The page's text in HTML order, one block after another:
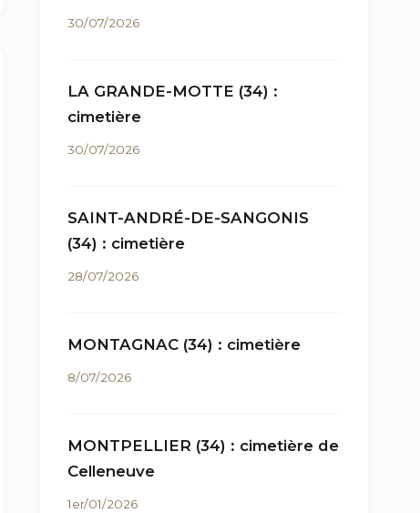
30/07/2026
LA GRANDE-MOTTE (34) :
cimetière
30/07/2026
SAINT-ANDRÉ-DE-SANGONIS
(34) : cimetière
28/07/2026
MONTAGNAC (34) : cimetière
8/07/2026
MONTPELLIER (34) : cimetière de
Celleneuve
1er/01/2026